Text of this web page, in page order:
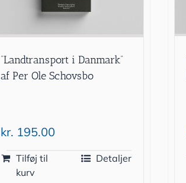
“Landtransport i Danmark”
af Per Ole Schovsbo
kr. 195.00
Tilføj til
kurv
Detaljer